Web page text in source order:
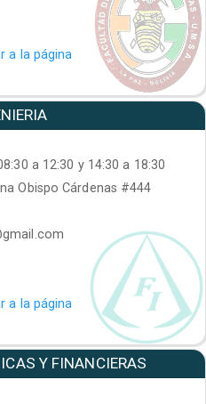
a la página
a 12:30 y 14:30 a 18:30
Obispo Cárdenas #444
a la página
Y FINANCIERAS